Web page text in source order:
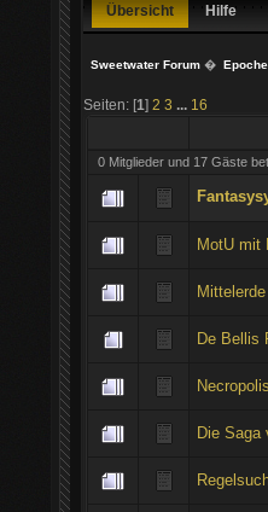
Übersicht Hilfe
Sweetwater Forum �
Seiten: [1] 2 3
16
0 Mitglieder und 17 Gäste
MotU mit
Mittelerde
De Bellis
Die